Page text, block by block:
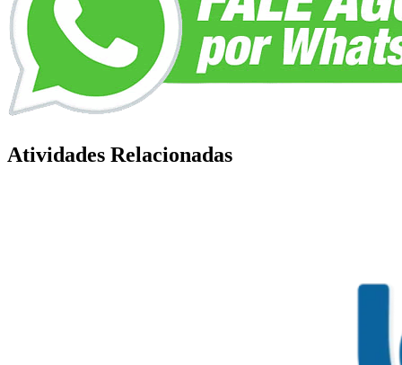
Atividades Relacionadas